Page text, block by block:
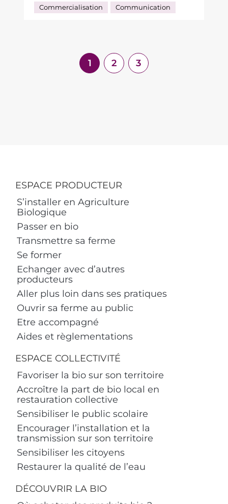
Commercialisation
Communication
1 2 3
ESPACE PRODUCTEUR
S’installer en Agriculture
Biologique
Passer en bio
Transmettre sa ferme
Se former
Echanger avec d’autres
producteurs
Aller plus loin dans ses pratiques
Ouvrir sa ferme au public
Etre accompagné
Aides et règlementations
ESPACE COLLECTIVITÉ
Favoriser la bio sur son territoire
Accroître la part de bio local en
restauration collective
Sensibiliser le public scolaire
Encourager l’installation et la
transmission sur son territoire
Sensibiliser les citoyens
Restaurer la qualité de l’eau
DÉCOUVRIR LA BIO